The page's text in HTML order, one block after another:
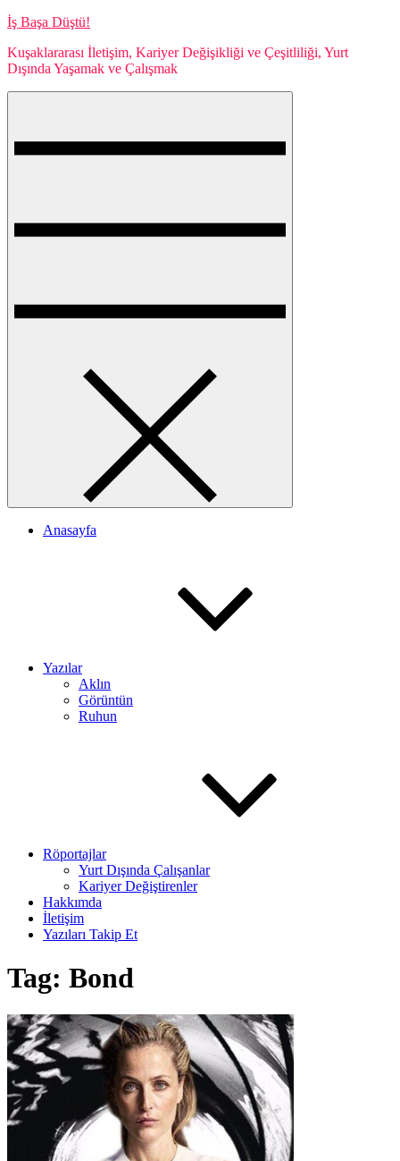
Skip
content
İş Başa Düştü!
Kuşaklararası İletişim, Kariyer Değişikliği ve Çeşitliliği, Yurt
Dışında Yaşamak ve Çalışmak
Anasayfa
Yazılar
Aklın
Görüntün
Ruhun
Röportajlar
Yurt Dışında Çalışanlar
Kariyer Değiştirenler
Hakkımda
İletişim
Yazıları Takip Et
Tag: Bond